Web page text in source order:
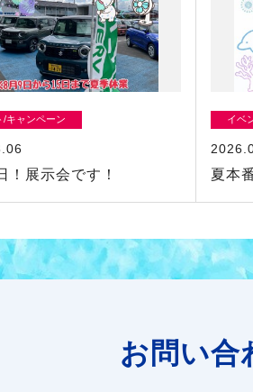
/キャンペーン
！展示会です！
イベ
夏本
お問い合